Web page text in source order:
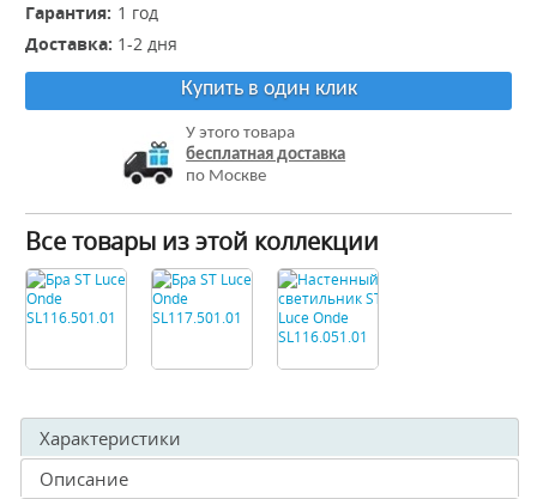
Гарантия: 1 год
Доставка: 1-2 дня
Купить в один клик
У этого товара
бесплатная доставка
по Москве
Все товары из этой коллекции
Характеристики
Описание